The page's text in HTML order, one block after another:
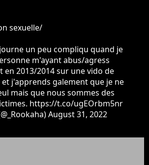
sexuelle/
un peu compliqu quand je
m'ayant abus/agress
en 2013/2014 sur une vido de
et j'apprends galement que je ne
mais que nous sommes des
https://t.co/ugEOrbm5nr
August 31, 2022